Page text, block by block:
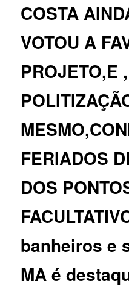
COSTA
VOTOU A
PROJETO,E
FERIADOS
DOS
banheiros e
MA é